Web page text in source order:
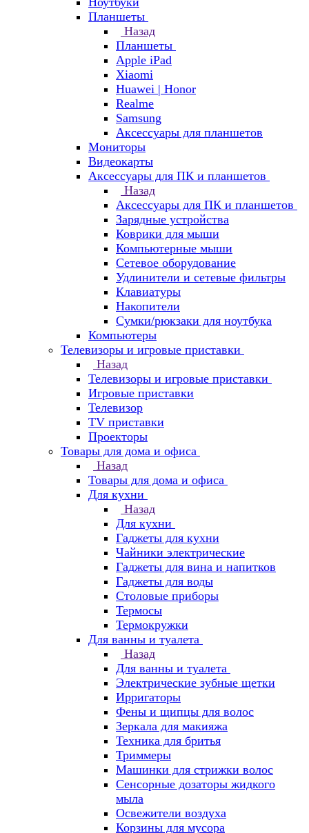
Планшеты
Назад
Планшеты
Apple iPad
Xiaomi
Huawei | Honor
Realme
Samsung
Аксессуары для планшетов
Мониторы
Видеокарты
Аксессуары для ПК и планшетов
Назад
Аксессуары для ПК и планшетов
Зарядные устройства
Коврики для мыши
Компьютерные мыши
Сетевое оборудование
Удлинители и сетевые фильтры
Клавиатуры
Накопители
Сумки/рюкзаки для ноутбука
Компьютеры
Телевизоры и игровые приставки
Назад
Телевизоры и игровые приставки
Игровые приставки
Телевизор
TV приставки
Проекторы
Товары для дома и офиса
Назад
Товары для дома и офиса
Для кухни
Назад
Для кухни
Гаджеты для кухни
Чайники электрические
Гаджеты для вина и напитков
Гаджеты для воды
Столовые приборы
Термосы
Термокружки
Для ванны и туалета
Назад
Для ванны и туалета
Электрические зубные щетки
Ирригаторы
Фены и щипцы для волос
Зеркала для макияжа
Техника для бритья
Триммеры
Машинки для стрижки волос
Сенсорные дозаторы жидкого
мыла
Освежители воздуха
Корзины для мусора